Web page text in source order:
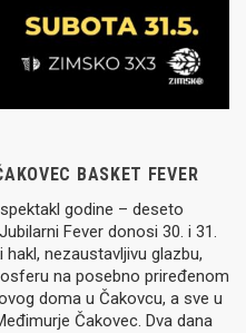
BASKET FEVER
godine – deseto
Fever donosi 30. i 31.
nezaustavljivu glazbu,
na posebno priređenom
doma u Čakovcu, a sve u
Čakovec. Dva dana